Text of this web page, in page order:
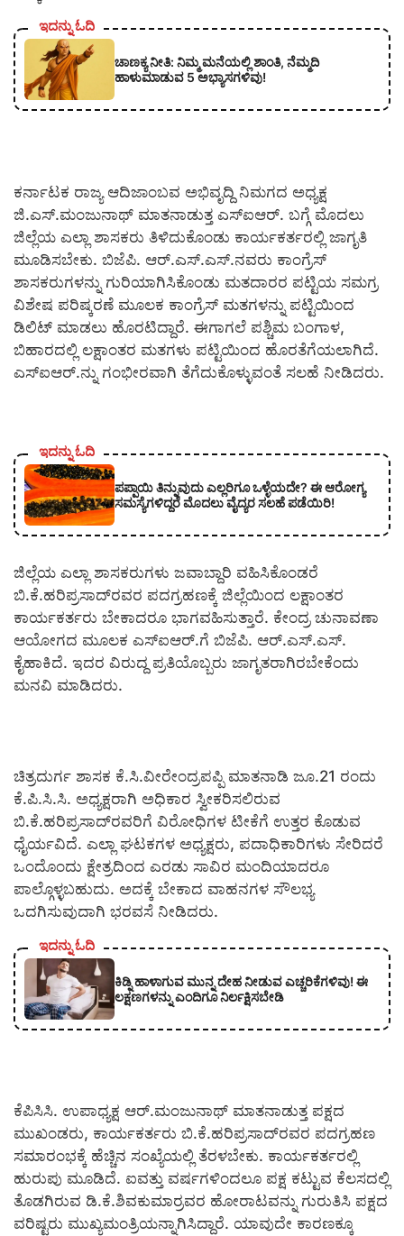
ಇದನ್ನು ಓದಿ
ಚಾಣಕ್ಯ ನೀತಿ: ನಿಮ್ಮ ಮನೆಯಲ್ಲಿ ಶಾಂತಿ, ನೆಮ್ಮದಿ
ಹಾಳುಮಾಡುವ 5 ಅಭ್ಯಾಸಗಳಿವು!
ಕರ್ನಾಟಕ ರಾಜ್ಯ ಆದಿಜಾಂಬವ ಅಭಿವೃದ್ದಿ ನಿಮಗದ ಅಧ್ಯಕ್ಷ
ಜಿ.ಎಸ್.ಮಂಜುನಾಥ್ ಮಾತನಾಡುತ್ತ ಎಸ್‍ಐಆರ್. ಬಗ್ಗೆ ಮೊದಲು
ಜಿಲ್ಲೆಯ ಎಲ್ಲಾ ಶಾಸಕರು ತಿಳಿದುಕೊಂಡು ಕಾರ್ಯಕರ್ತರಲ್ಲಿ ಜಾಗೃತಿ
ಮೂಡಿಸಬೇಕು. ಬಿಜೆಪಿ. ಆರ್.ಎಸ್.ಎಸ್.ನವರು ಕಾಂಗ್ರೆಸ್
ಶಾಸಕರುಗಳನ್ನು ಗುರಿಯಾಗಿಸಿಕೊಂಡು ಮತದಾರರ ಪಟ್ಟಿಯ ಸಮಗ್ರ
ವಿಶೇಷ ಪರಿಷ್ಕರಣೆ ಮೂಲಕ ಕಾಂಗ್ರೆಸ್ ಮತಗಳನ್ನು ಪಟ್ಟಿಯಿಂದ
ಡಿಲಿಟ್ ಮಾಡಲು ಹೊರಟಿದ್ದಾರೆ. ಈಗಾಗಲೆ ಪಶ್ಚಿಮ ಬಂಗಾಳ,
ಬಿಹಾರದಲ್ಲಿ ಲಕ್ಷಾಂತರ ಮತಗಳು ಪಟ್ಟಿಯಿಂದ ಹೊರತೆಗೆಯಲಾಗಿದೆ.
ಎಸ್‍ಐಆರ್.ನ್ನು ಗಂಭೀರವಾಗಿ ತೆಗೆದುಕೊಳ್ಳುವಂತೆ ಸಲಹೆ ನೀಡಿದರು.
ಇದನ್ನು ಓದಿ
ಪಪ್ಪಾಯಿ ತಿನ್ನುವುದು ಎಲ್ಲರಿಗೂ ಒಳ್ಳೆಯದೇ? ಈ ಆರೋಗ್ಯ
ಸಮಸ್ಯೆಗಳಿದ್ದರೆ ಮೊದಲು ವೈದ್ಯರ ಸಲಹೆ ಪಡೆಯಿರಿ!
ಜಿಲ್ಲೆಯ ಎಲ್ಲಾ ಶಾಸಕರುಗಳು ಜವಾಬ್ದಾರಿ ವಹಿಸಿಕೊಂಡರೆ
ಬಿ.ಕೆ.ಹರಿಪ್ರಸಾದ್‍ರವರ ಪದಗ್ರಹಣಕ್ಕೆ ಜಿಲ್ಲೆಯಿಂದ ಲಕ್ಷಾಂತರ
ಕಾರ್ಯಕರ್ತರು ಬೇಕಾದರೂ ಭಾಗವಹಿಸುತ್ತಾರೆ. ಕೇಂದ್ರ ಚುನಾವಣಾ
ಆಯೋಗದ ಮೂಲಕ ಎಸ್‍ಐಆರ್.ಗೆ ಬಿಜೆಪಿ. ಆರ್.ಎಸ್.ಎಸ್.
ಕೈಹಾಕಿದೆ. ಇದರ ವಿರುದ್ದ ಪ್ರತಿಯೊಬ್ಬರು ಜಾಗೃತರಾಗಿರಬೇಕೆಂದು
ಮನವಿ ಮಾಡಿದರು.
ಚಿತ್ರದುರ್ಗ ಶಾಸಕ ಕೆ.ಸಿ.ವೀರೇಂದ್ರಪಪ್ಪಿ ಮಾತನಾಡಿ ಜೂ.21 ರಂದು
ಕೆ.ಪಿ.ಸಿ.ಸಿ. ಅಧ್ಯಕ್ಷರಾಗಿ ಅಧಿಕಾರ ಸ್ವೀಕರಿಸಲಿರುವ
ಬಿ.ಕೆ.ಹರಿಪ್ರಸಾದ್‍ರವರಿಗೆ ವಿರೋಧಿಗಳ ಟೀಕೆಗೆ ಉತ್ತರ ಕೊಡುವ
ಧೈರ್ಯವಿದೆ. ಎಲ್ಲಾ ಘಟಕಗಳ ಅಧ್ಯಕ್ಷರು, ಪದಾಧಿಕಾರಿಗಳು ಸೇರಿದರೆ
ಒಂದೊಂದು ಕ್ಷೇತ್ರದಿಂದ ಎರಡು ಸಾವಿರ ಮಂದಿಯಾದರೂ
ಪಾಲ್ಗೊಳ್ಳಬಹುದು. ಅದಕ್ಕೆ ಬೇಕಾದ ವಾಹನಗಳ ಸೌಲಭ್ಯ
ಒದಗಿಸುವುದಾಗಿ ಭರವಸೆ ನೀಡಿದರು.
ಇದನ್ನು ಓದಿ
ಕಿಡ್ನಿ ಹಾಳಾಗುವ ಮುನ್ನ ದೇಹ ನೀಡುವ ಎಚ್ಚರಿಕೆಗಳಿವು! ಈ
ಲಕ್ಷಣಗಳನ್ನು ಎಂದಿಗೂ ನಿರ್ಲಕ್ಷಿಸಬೇಡಿ
ಕೆಪಿಸಿಸಿ. ಉಪಾಧ್ಯಕ್ಷ ಆರ್.ಮಂಜುನಾಥ್ ಮಾತನಾಡುತ್ತ ಪಕ್ಷದ
ಮುಖಂಡರು, ಕಾರ್ಯಕರ್ತರು ಬಿ.ಕೆ.ಹರಿಪ್ರಸಾದ್‍ರವರ ಪದಗ್ರಹಣ
ಸಮಾರಂಭಕ್ಕೆ ಹೆಚ್ಚಿನ ಸಂಖ್ಯೆಯಲ್ಲಿ ತೆರಳಬೇಕು. ಕಾರ್ಯಕರ್ತರಲ್ಲಿ
ಹುರುಪು ಮೂಡಿದೆ. ಐವತ್ತು ವರ್ಷಗಳಿಂದಲೂ ಪಕ್ಷ ಕಟ್ಟುವ ಕೆಲಸದಲ್ಲಿ
ತೊಡಗಿರುವ ಡಿ.ಕೆ.ಶಿವಕುಮಾರ್‍ರವರ ಹೋರಾಟವನ್ನು ಗುರುತಿಸಿ ಪಕ್ಷದ
ವರಿಷ್ಟರು ಮುಖ್ಯಮಂತ್ರಿಯನ್ನಾಗಿಸಿದ್ದಾರೆ. ಯಾವುದೇ ಕಾರಣಕ್ಕೂ